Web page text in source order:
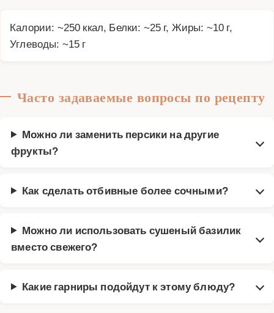
Калории: ~250 ккал, Белки: ~25 г, Жиры: ~10 г,
Углеводы: ~15 г
Часто задаваемые вопросы по рецепту
Можно ли заменить персики на другие
фрукты?
Как сделать отбивные более сочными?
Можно ли использовать сушеный базилик
вместо свежего?
Какие гарниры подойдут к этому блюду?